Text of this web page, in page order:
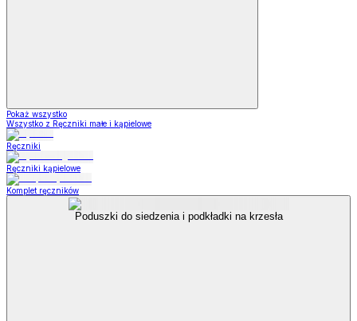
Pokaż wszystko
Wszystko z Ręczniki małe i kąpielowe
Ręczniki
Ręczniki kąpielowe
Komplet ręczników
Poduszki do siedzenia i podkładki na krzesła